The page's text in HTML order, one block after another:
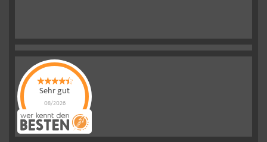
Sehr gut
08/2026
Schelkmann
Immobilienhat